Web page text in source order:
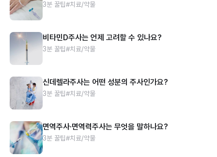
3분 꿀팁#치료/약물
비타민D주사는 언제 고려할 수 있나요?
3분 꿀팁#치료/약물
신데렐라주사는 어떤 성분의 주사인가요?
3분 꿀팁#치료/약물
면역주사·면역력주사는 무엇을 말하나요?
3분 꿀팁#치료/약물